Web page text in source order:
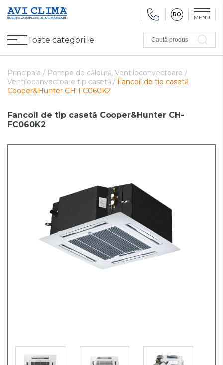
RO MENU
Toate categoriile
Climatizare
Ventilare
Caută produs
Principala / Pompe de căldură, Ventiloconvectoare /
Ventiloconvectoare tip casetă / Fancoil de tip casetă
Cooper&Hunter CH-FC060K2
Fancoil de tip casetă Cooper&Hunter CH-
FC060K2